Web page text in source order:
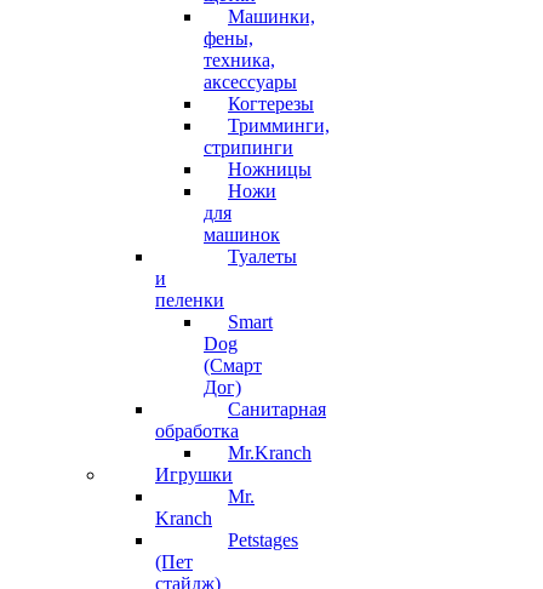
Машинки,
фены,
техника,
аксессуары
Когтерезы
Тримминги,
стрипинги
Ножницы
Ножи
для
машинок
Туалеты
и
пеленки
Smart
Dog
(Смарт
Дог)
Санитарная
обработка
Mr.Kranch
Игрушки
Mr.
Kranch
Petstages
(Пет
стайдж)